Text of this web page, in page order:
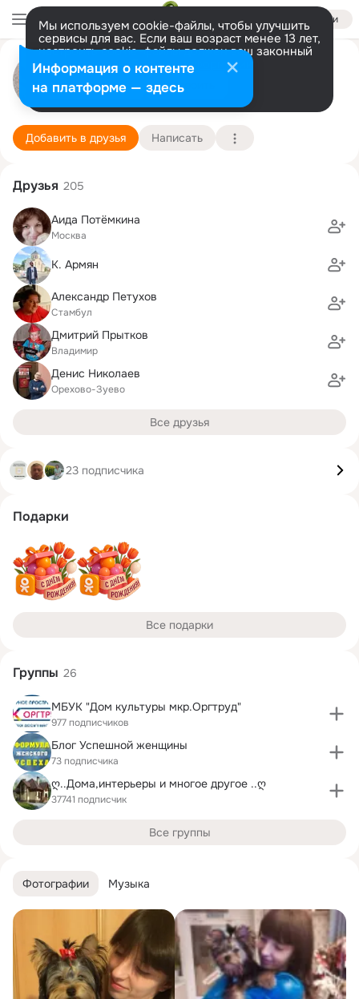
Войти
Мы используем cookie-файлы, чтобы улучшить
сервисы для вас. Если ваш возраст менее 13 лет,
настроить cookie-файлы должен ваш законный
представитель. Больше информации
Разрешить все Настроить
Лариса Вороняк (Боднар)
Нижний Новгород
3 школа
Подробнее
Добавить в друзья Написать
Фотографии Музыка
Друзья 205
Aида Потёмкина
Москва
К. Армян
Александр Петухов
Стамбул
Дмитрий Прытков
Владимир
Денис Николаев
Орехово-Зуево
Все друзья
23 подписчика
Подарки
Все подарки
Группы 26
МБУК "Дом культуры мкр.Оргтруд"
977 подписчиков
Блог Успешной женщины
73 подписчика
ღ..Дома,интерьеры и многое другое ..ღ
37741 подписчик
Все группы
Информация о контенте
на платформе — здесь